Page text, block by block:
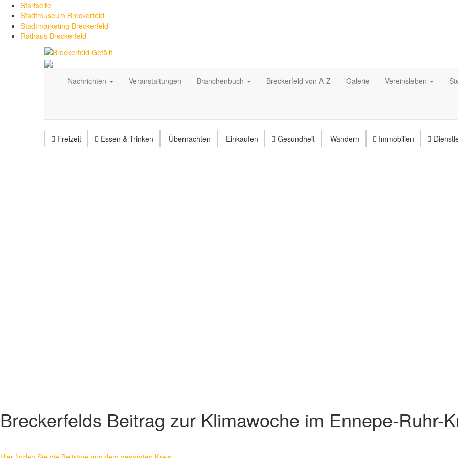
Startseite
Stadtmuseum Breckerfeld
Stadtmarketing Breckerfeld
Rathaus Breckerfeld
Nachrichten Veranstaltungen Branchenbuch Breckerfeld von A-Z Galerie Vereinsleben
Freizeit Essen & Trinken Übernachten Einkaufen Gesundheit Wandern Immobilien
Breckerfelds Beitrag zur Klimawoche im Ennepe-Ruhr-